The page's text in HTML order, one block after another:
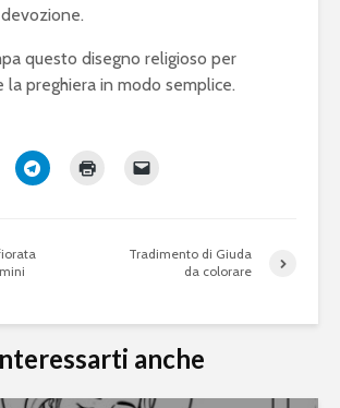
questo disegno religioso per
la preghiera in modo semplice.
Tradimento di Giuda
da colorare
anche